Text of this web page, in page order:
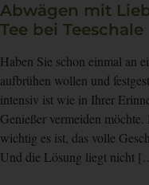
Abwägen mit
Tee bei Teeschale
Haben Sie schon einmal an
aufbrühen wollen und
intensiv ist wie in Ihrer
Genießer vermeiden
wichtig es ist, das volle
Und die Lösung liegt nicht